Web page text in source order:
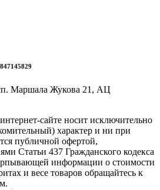
Маршала Жукова 21, АЦ
сайте носит исключительно
характер и ни при
публичной офертой,
Статьи 437 Гражданского кодекса
информации о стоимости
и весе товаров обращайтесь к